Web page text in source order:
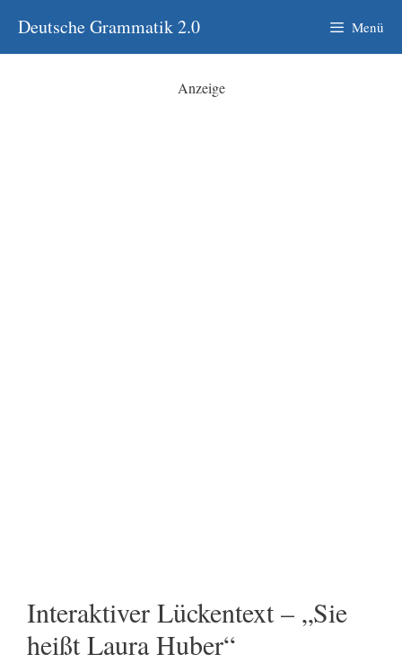
Inhalt
springen
Deutsche Grammatik 2.0 Menü
Anzeige
Interaktiver Lückentext – „Sie
heißt Laura Huber“